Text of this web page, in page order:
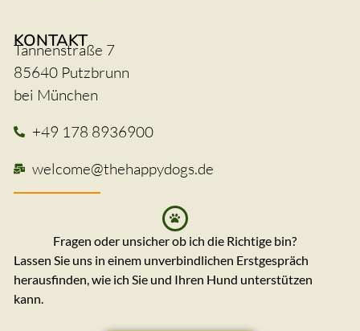
KONTAKT
Tannenstraße 7
85640 Putzbrunn
bei München
+49 178 8936900
welcome@thehappydogs.de
Fragen oder unsicher ob ich die Richtige bin?
Lassen Sie uns in einem unverbindlichen Erstgespräch
herausfinden, wie ich Sie und Ihren Hund unterstützen
kann.